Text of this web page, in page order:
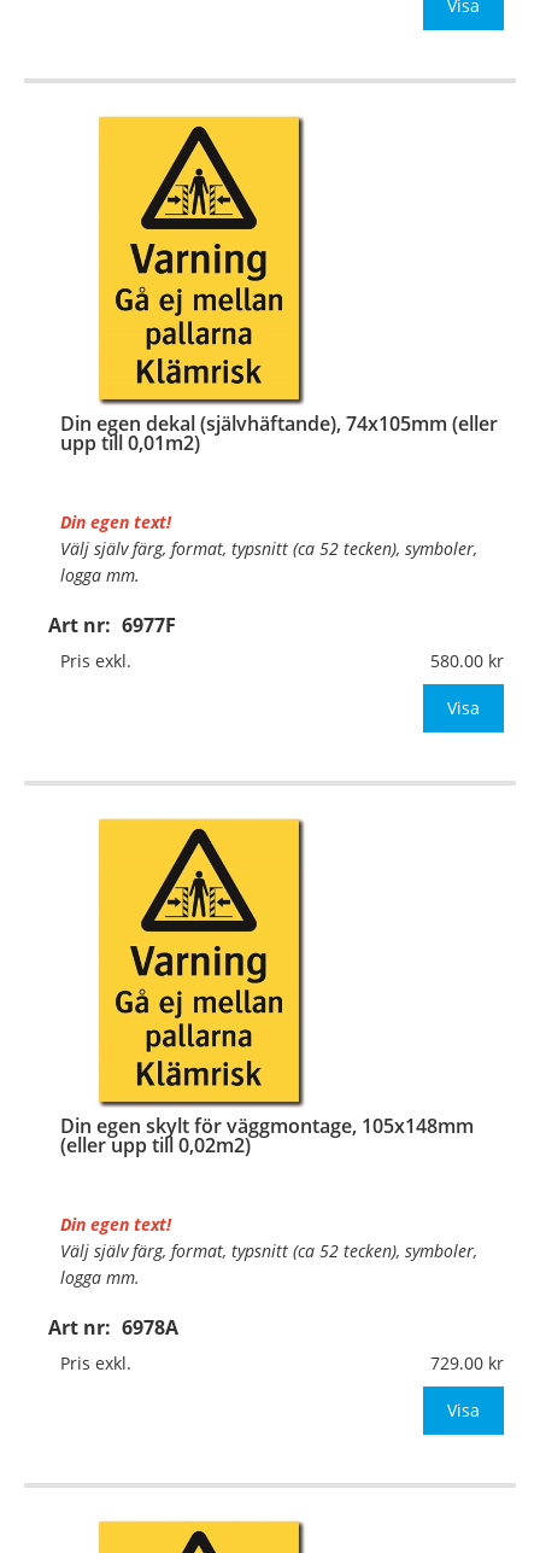
Visa
Din egen dekal (självhäftande), 74x105mm (eller
upp till 0,01m2)
Art nr: 6977F
Din egen text!
Välj själv färg, format, typsnitt (ca 52 tecken), symboler,
logga mm.
Material:Självhäftande folie
Mått:74x105mm (eller annat mått upp till 0,01m²)
Pris exkl. 580.00
Visa
Din egen skylt för väggmontage, 105x148mm
(eller upp till 0,02m2)
Art nr: 6978A
Din egen text!
Välj själv färg, format, typsnitt (ca 52 tecken), symboler,
logga mm.
Material:Plan aluminium, 0,7mm (väggmontage)
Mått:105x148mm (eller annat mått upp till 0,02m²)
Pris exkl. 729.00
Visa